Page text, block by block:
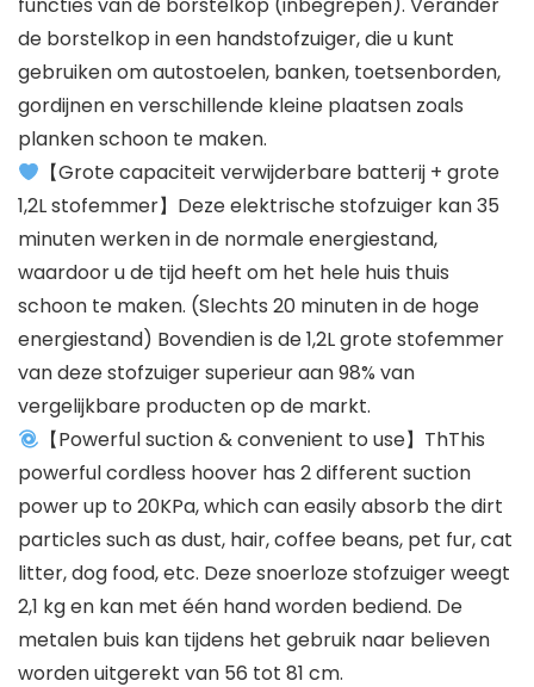
functies van de borstelkop (inbegrepen). Verander
de borstelkop in een handstofzuiger, die u kunt
gebruiken om autostoelen, banken, toetsenborden,
gordijnen en verschillende kleine plaatsen zoals
planken schoon te maken.
【Grote capaciteit verwijderbare batterij + grote
1,2L stofemmer】Deze elektrische stofzuiger kan 35
minuten werken in de normale energiestand,
waardoor u de tijd heeft om het hele huis thuis
schoon te maken. (Slechts 20 minuten in de hoge
energiestand) Bovendien is de 1,2L grote stofemmer
van deze stofzuiger superieur aan 98% van
vergelijkbare producten op de markt.
【Powerful suction & convenient to use】ThThis
powerful cordless hoover has 2 different suction
power up to 20KPa, which can easily absorb the dirt
particles such as dust, hair, coffee beans, pet fur, cat
litter, dog food, etc. Deze snoerloze stofzuiger weegt
2,1 kg en kan met één hand worden bediend. De
metalen buis kan tijdens het gebruik naar believen
worden uitgerekt van 56 tot 81 cm.